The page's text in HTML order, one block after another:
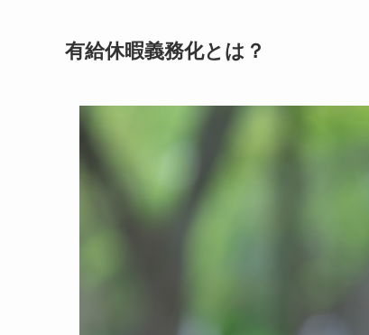
有給休暇義務化とは？